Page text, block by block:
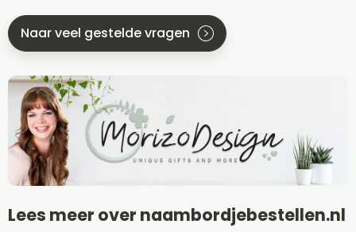
Naar veel gestelde vragen
Lees meer over naambordjebestellen.nl